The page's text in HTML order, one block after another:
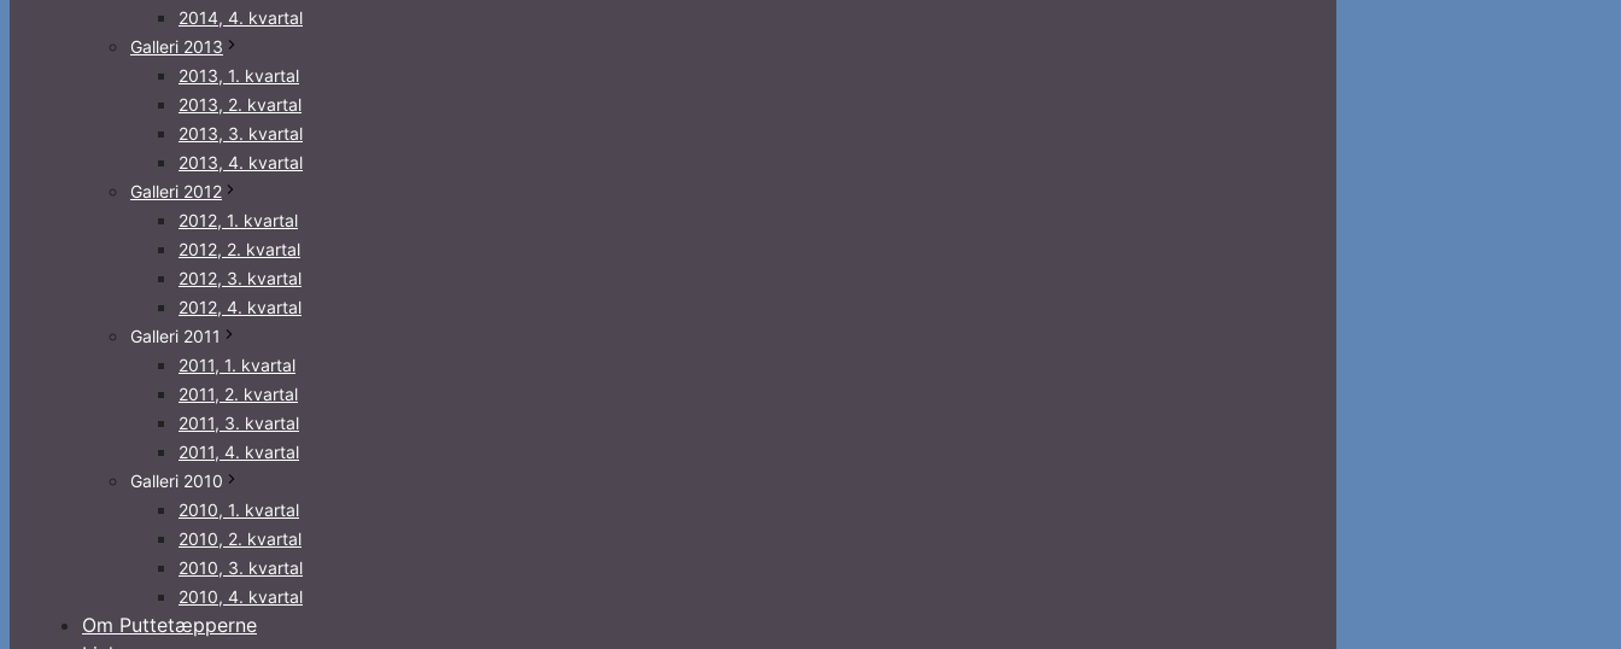
2014, 4. kvartal
Galleri 2013
2013, 1. kvartal
2013, 2. kvartal
2013, 3. kvartal
2013, 4. kvartal
Galleri 2012
2012, 1. kvartal
2012, 2. kvartal
2012, 3. kvartal
2012, 4. kvartal
Galleri 2011
2011, 1. kvartal
2011, 2. kvartal
2011, 3. kvartal
2011, 4. kvartal
Galleri 2010
2010, 1. kvartal
2010, 2. kvartal
2010, 3. kvartal
2010, 4. kvartal
Om Puttetæpperne